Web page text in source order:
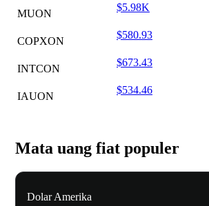
MUON
$5.98K
COPXON
$580.93
INTCON
$673.43
IAUON
$534.46
Mata uang fiat populer
Dolar Amerika